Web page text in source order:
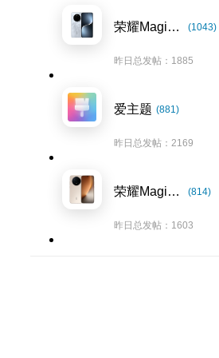
荣耀Magic7系列 (1043)
昨日总发帖：1885
爱主题 (881)
昨日总发帖：2169
荣耀Magic8系列 (814)
昨日总发帖：1603